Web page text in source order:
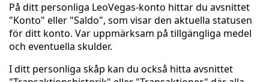
På ditt personliga LeoVegas-konto hittar du avsnittet
"Konto" eller "Saldo", som visar den aktuella statusen
för ditt konto. Var uppmärksam på tillgängliga medel
och eventuella skulder.
I ditt personliga skåp kan du också hitta avsnittet